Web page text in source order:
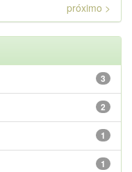
próximo >
3
2
1
1